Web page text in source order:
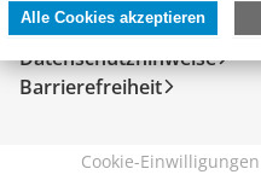
Impressum
Datenschutzhinweise
Barrierefreiheit
Cookie-
Alle Cookies akzeptieren